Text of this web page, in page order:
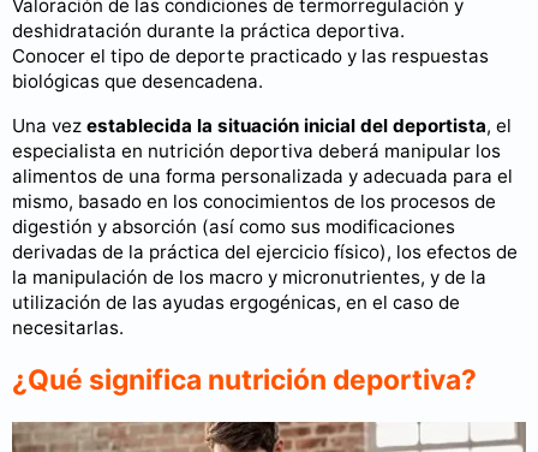
Valoración de las condiciones de termorregulación y
deshidratación durante la práctica deportiva.
Conocer el tipo de deporte practicado y las respuestas
biológicas que desencadena.
Una vez establecida la situación inicial del deportista, el
especialista en nutrición deportiva deberá manipular los
alimentos de una forma personalizada y adecuada para el
mismo, basado en los conocimientos de los procesos de
digestión y absorción (así como sus modificaciones
derivadas de la práctica del ejercicio físico), los efectos de
la manipulación de los macro y micronutrientes, y de la
utilización de las ayudas ergogénicas, en el caso de
necesitarlas.
¿Qué significa nutrición deportiva?